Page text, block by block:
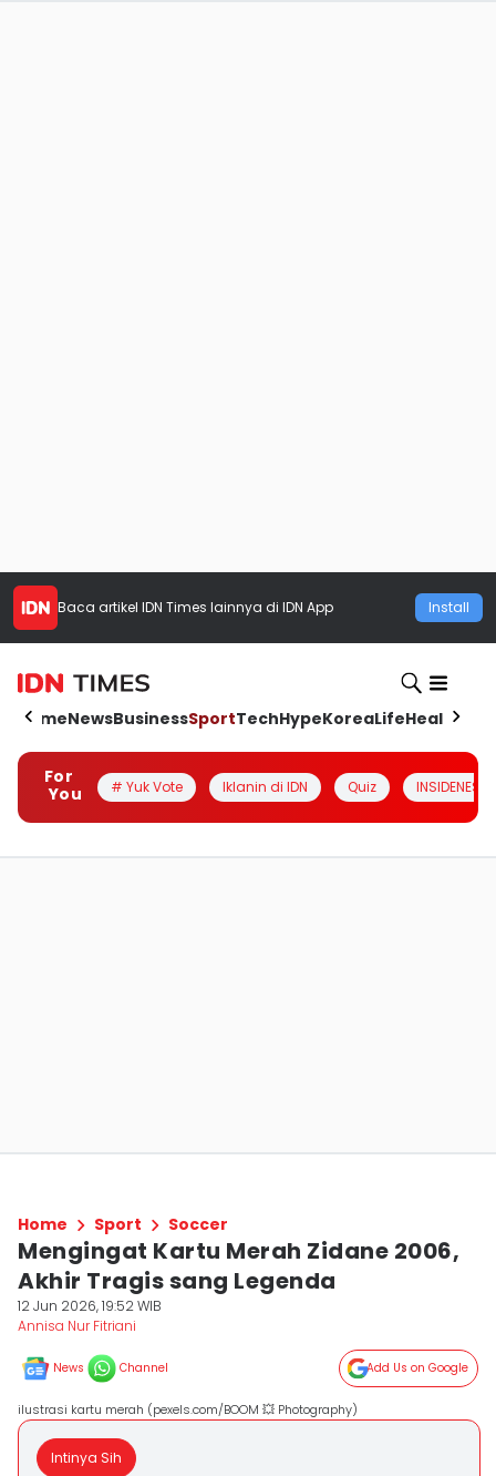
Baca artikel IDN Times lainnya di IDN App Install
HomeNewsBusinessSportTechHypeKoreaLifeHealth
For
You
# Yuk Vote Iklanin di IDN Quiz INSIDENESIA
Home Sport Soccer
Mengingat Kartu Merah Zidane 2006,
Akhir Tragis sang Legenda
12 Jun 2026, 19:52 WIB
Annisa Nur Fitriani
News Channel Add Us on Google
ilustrasi kartu merah (pexels.com/BOOM 💥 Photography)
Intinya Sih